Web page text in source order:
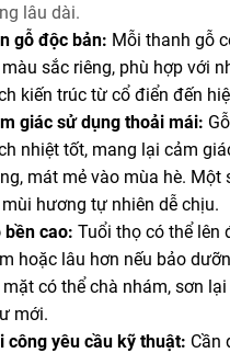
lâu dài.
gỗ độc bản: Mỗi thanh gỗ
sắc riêng, phù hợp với
kiến trúc từ cổ điển đến
giác sử dụng thoải mái:
nhiệt tốt, mang lại cảm
mát mẻ vào mùa hè. Một
hương tự nhiên dễ chịu.
bền cao: Tuổi thọ có thể lên
hoặc lâu hơn nếu bảo
mặt có thể chà nhám, sơn
mới.
công yêu cầu kỹ thuật: Cần